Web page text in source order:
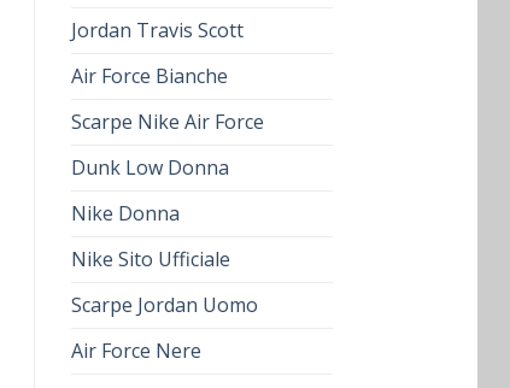
Jordan Travis Scott
Air Force Bianche
Scarpe Nike Air Force
Dunk Low Donna
Nike Donna
Nike Sito Ufficiale
Scarpe Jordan Uomo
Air Force Nere